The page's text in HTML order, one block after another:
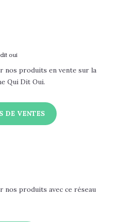
oui
nos produits en vente sur la
Qui Dit Oui.
DE VENTES
nos produits avec ce réseau